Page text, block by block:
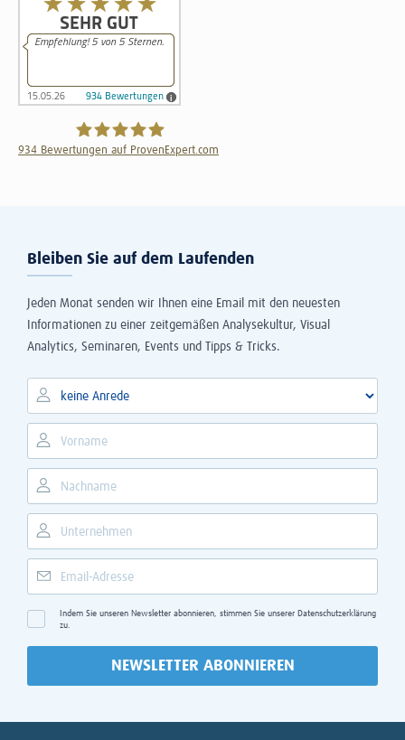
934 Bewertungen auf ProvenExpert.com
Bleiben Sie auf dem Laufenden
Jeden Monat senden wir Ihnen eine Email mit den neuesten
Informationen zu einer zeitgemäßen Analysekultur, Visual
Analytics, Seminaren, Events und Tipps & Tricks.
Indem Sie unseren Newsletter abonnieren, stimmen Sie unserer Datenschutzerklärung
zu.
NEWSLETTER ABONNIEREN